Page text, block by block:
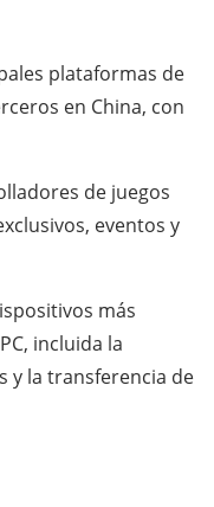
plataformas de
en China, con
de juegos
eventos y
más
incluida la
y la transferencia de